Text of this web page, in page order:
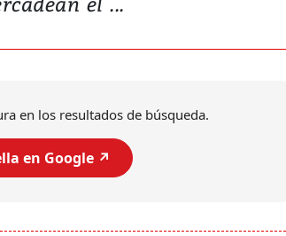
en los resultados de búsqueda.
en Google ↗️